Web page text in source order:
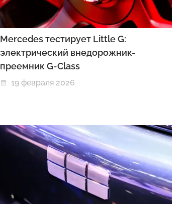
Mercedes тестирует Little G:
электрический внедорожник-
преемник G-Class
19 февраля 2026